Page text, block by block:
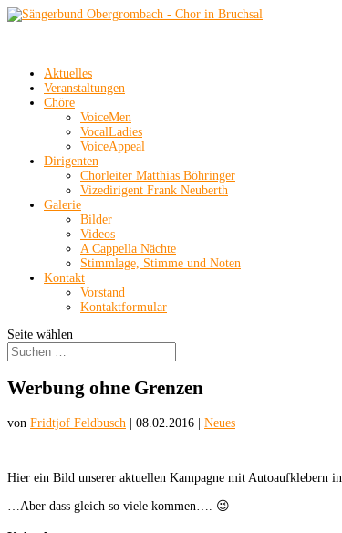
Aktuelles
Veranstaltungen
Chöre
VoiceMen
VocalLadies
VoiceAppeal
Dirigenten
Chorleiter Matthias Böhringer
Vizedirigent Frank Neuberth
Galerie
Bilder
Videos
A Cappella Nächte
Stimmlage, Stimme und Noten
Kontakt
Vorstand
Kontaktformular
Seite wählen
Werbung ohne Grenzen
von Fridtjof Feldbusch 08.02.2016 Neues
Hier ein Bild unserer aktuellen Kampagne mit Autoaufklebern in
…Aber dass gleich so viele kommen…. 😉